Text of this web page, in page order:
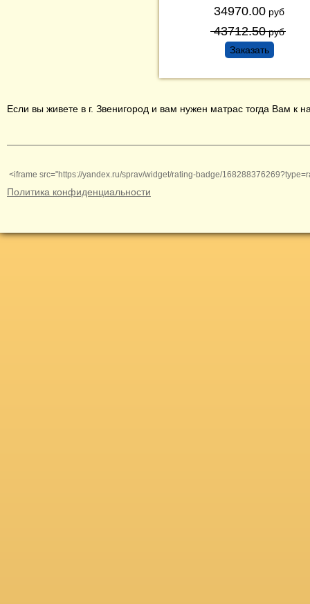
34970.00 руб
43712.50 руб
Заказать
Если вы живете в г. Звенигород и вам нужен матрас тогда Вам
<iframe src="https://yandex.ru/sprav/widget/rating-badge/
Политика конфиденциальности